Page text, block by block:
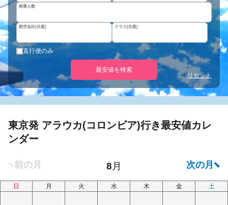
搭乗人数
航空会社(任意) クラス(任意)
直行便のみ
最安値を検索
リセット
東京発 アラウカ(コロンビア)行き最安値カレ
ンダー
日 月 火 水 木 金 土